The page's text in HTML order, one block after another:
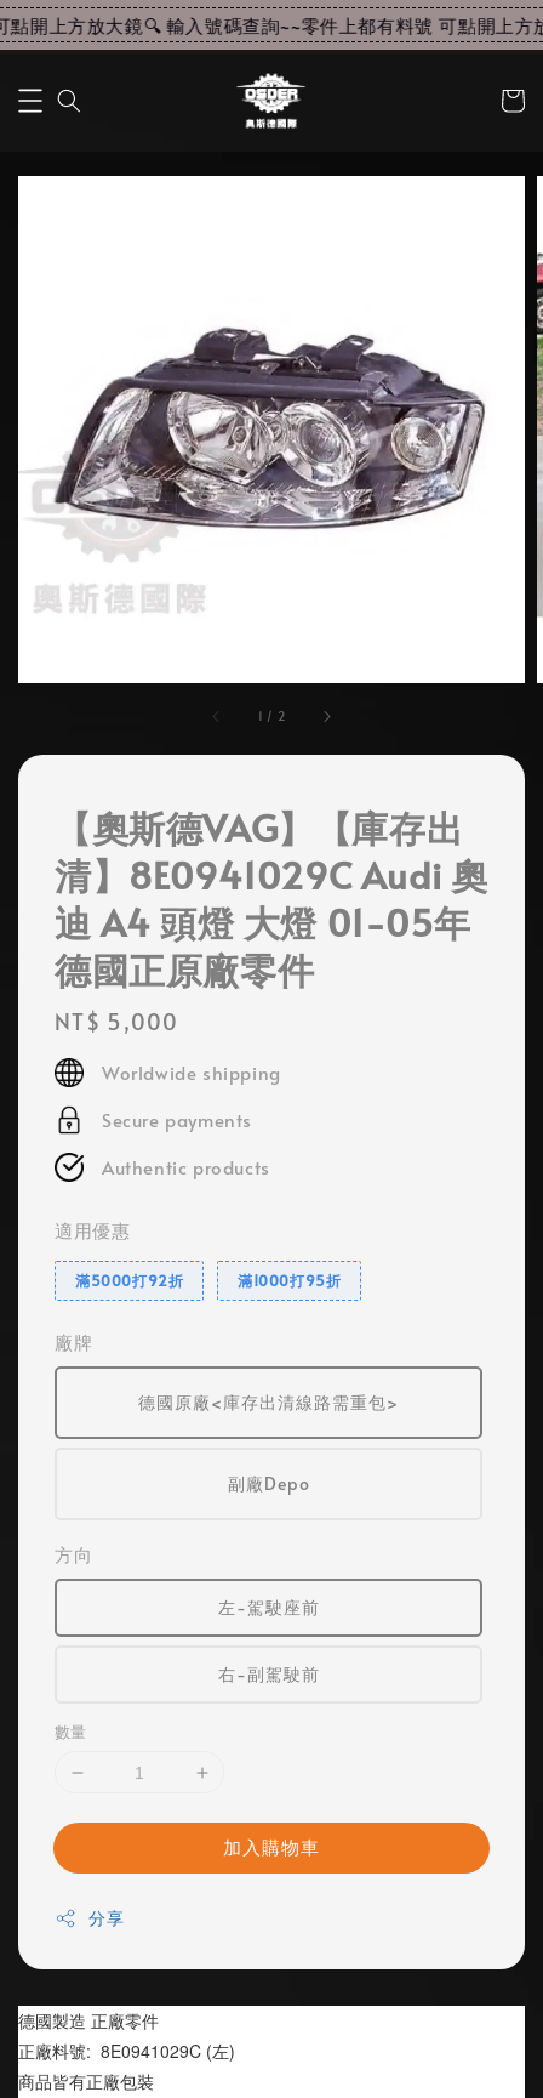
開上方放大鏡🔍 輸入號碼查詢~~零件上都有料號 可點開上方
1 / 2
【奧斯德VAG】【庫存出
清】8E0941029C Audi 奧
迪 A4 頭燈 大燈 01-05年
德國正原廠零件
Regular
price
NT$ 5,000
Worldwide shipping
Secure payments
Authentic products
適用優惠
滿5000打92折 滿1000打95折
廠牌
德國原廠<庫存出清線路需重包>
副廠Depo
方向
左-駕駛座前
右-副駕駛前
數量
加入購物車
分享
德國製造 正廠零件
正廠料號:  8E0941029C (左)
商品皆有正廠包裝